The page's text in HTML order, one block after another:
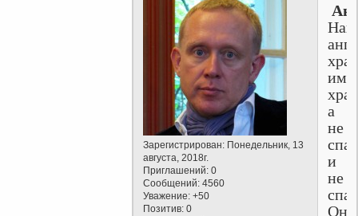
Зарегистрирован: Понедельник, 13
августа, 2018г.
Приглашений: 0
Сообщений: 4560
Уважение: +50
Позитив: 0
а
не
и
не
Они